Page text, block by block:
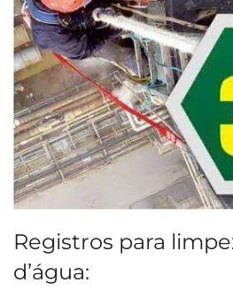
Registros para
d’água: